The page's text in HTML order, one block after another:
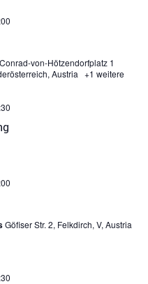
von-Hötzendorfplatz 1
Austria +1 weitere
Göfiser Str. 2, Felkdirch, V, Austria